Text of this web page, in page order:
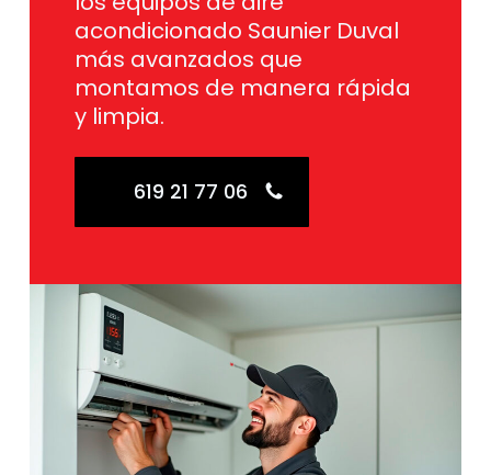
acondicionado Saunier Duval
más avanzados que
montamos de manera rápida
y limpia.
619 21 77 06